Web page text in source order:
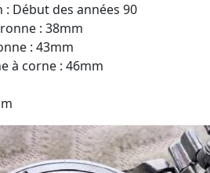
Début des années 90
: 38mm
: 43mm
à corne : 46mm